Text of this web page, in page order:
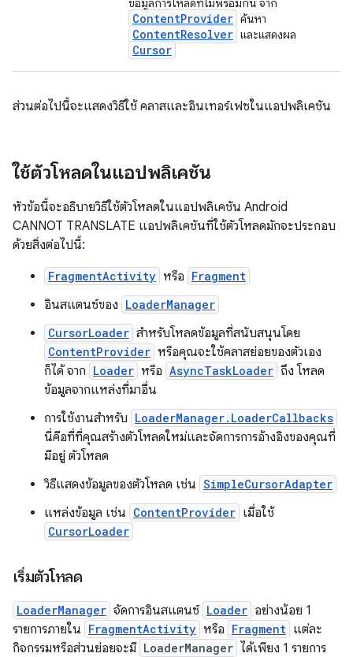
ข้อมูลการโหลดที่ไม่พร้อมกัน จาก
ContentProvider ค้นหา
ContentResolver และแสดงผล
Cursor
ส่วนต่อไปนี้จะแสดงวิธีใช้ คลาสและอินเทอร์เฟซในแอปพลิเคชัน
ใช้ตัวโหลดในแอปพลิเคชัน
หัวข้อนี้จะอธิบายวิธีใช้ตัวโหลดในแอปพลิเคชัน Android
CANNOT TRANSLATE แอปพลิเคชันที่ใช้ตัวโหลดมักจะประกอบ
ด้วยสิ่งต่อไปนี้:
FragmentActivity หรือ Fragment
อินสแตนซ์ของ LoaderManager
CursorLoader สำหรับโหลดข้อมูลที่สนับสนุนโดย
ContentProvider หรือคุณจะใช้คลาสย่อยของตัวเอง
ก็ได้ จาก Loader หรือ AsyncTaskLoader ถึง โหลด
ข้อมูลจากแหล่งที่มาอื่น
การใช้งานสำหรับ LoaderManager.LoaderCallbacks
นี่คือที่ที่คุณสร้างตัวโหลดใหม่และจัดการการอ้างอิงของคุณที่
มีอยู่ ตัวโหลด
วิธีแสดงข้อมูลของตัวโหลด เช่น SimpleCursorAdapter
แหล่งข้อมูล เช่น ContentProvider เมื่อใช้
CursorLoader
เริ่มตัวโหลด
LoaderManager จัดการอินสแตนซ์ Loader อย่างน้อย 1
รายการภายใน FragmentActivity หรือ Fragment แต่ละ
กิจกรรมหรือส่วนย่อยจะมี LoaderManager ได้เพียง 1 รายการ